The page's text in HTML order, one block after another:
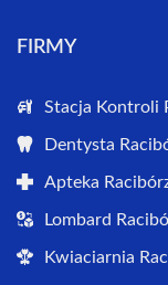
FIRMY
Stacja Kontroli
Dentysta
Apteka
Lombard
Kwiaciarnia